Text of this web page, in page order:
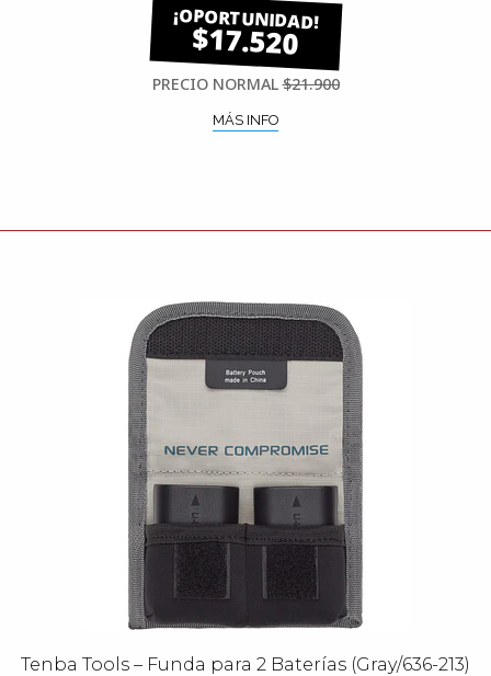
$17.520
PRECIO NORMAL$21.900
MÁS INFO
Tenba Tools – Funda para 2 Baterías (Gray/636-213)